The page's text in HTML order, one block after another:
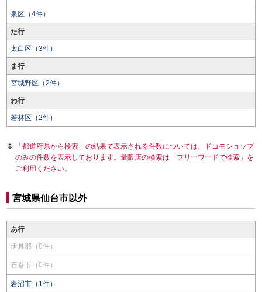
泉区（4件）
た行
太白区（3件）
ま行
宮城野区（2件）
わ行
若林区（2件）
「都道府県から検索」の結果で表示される件数については、ドコモショップ
のみの件数を表示しております。量販店の検索は「フリーワードで検索」を
ご利用ください。
宮城県仙台市以外
あ行
伊具郡（0件）
石巻市（0件）
岩沼市（1件）